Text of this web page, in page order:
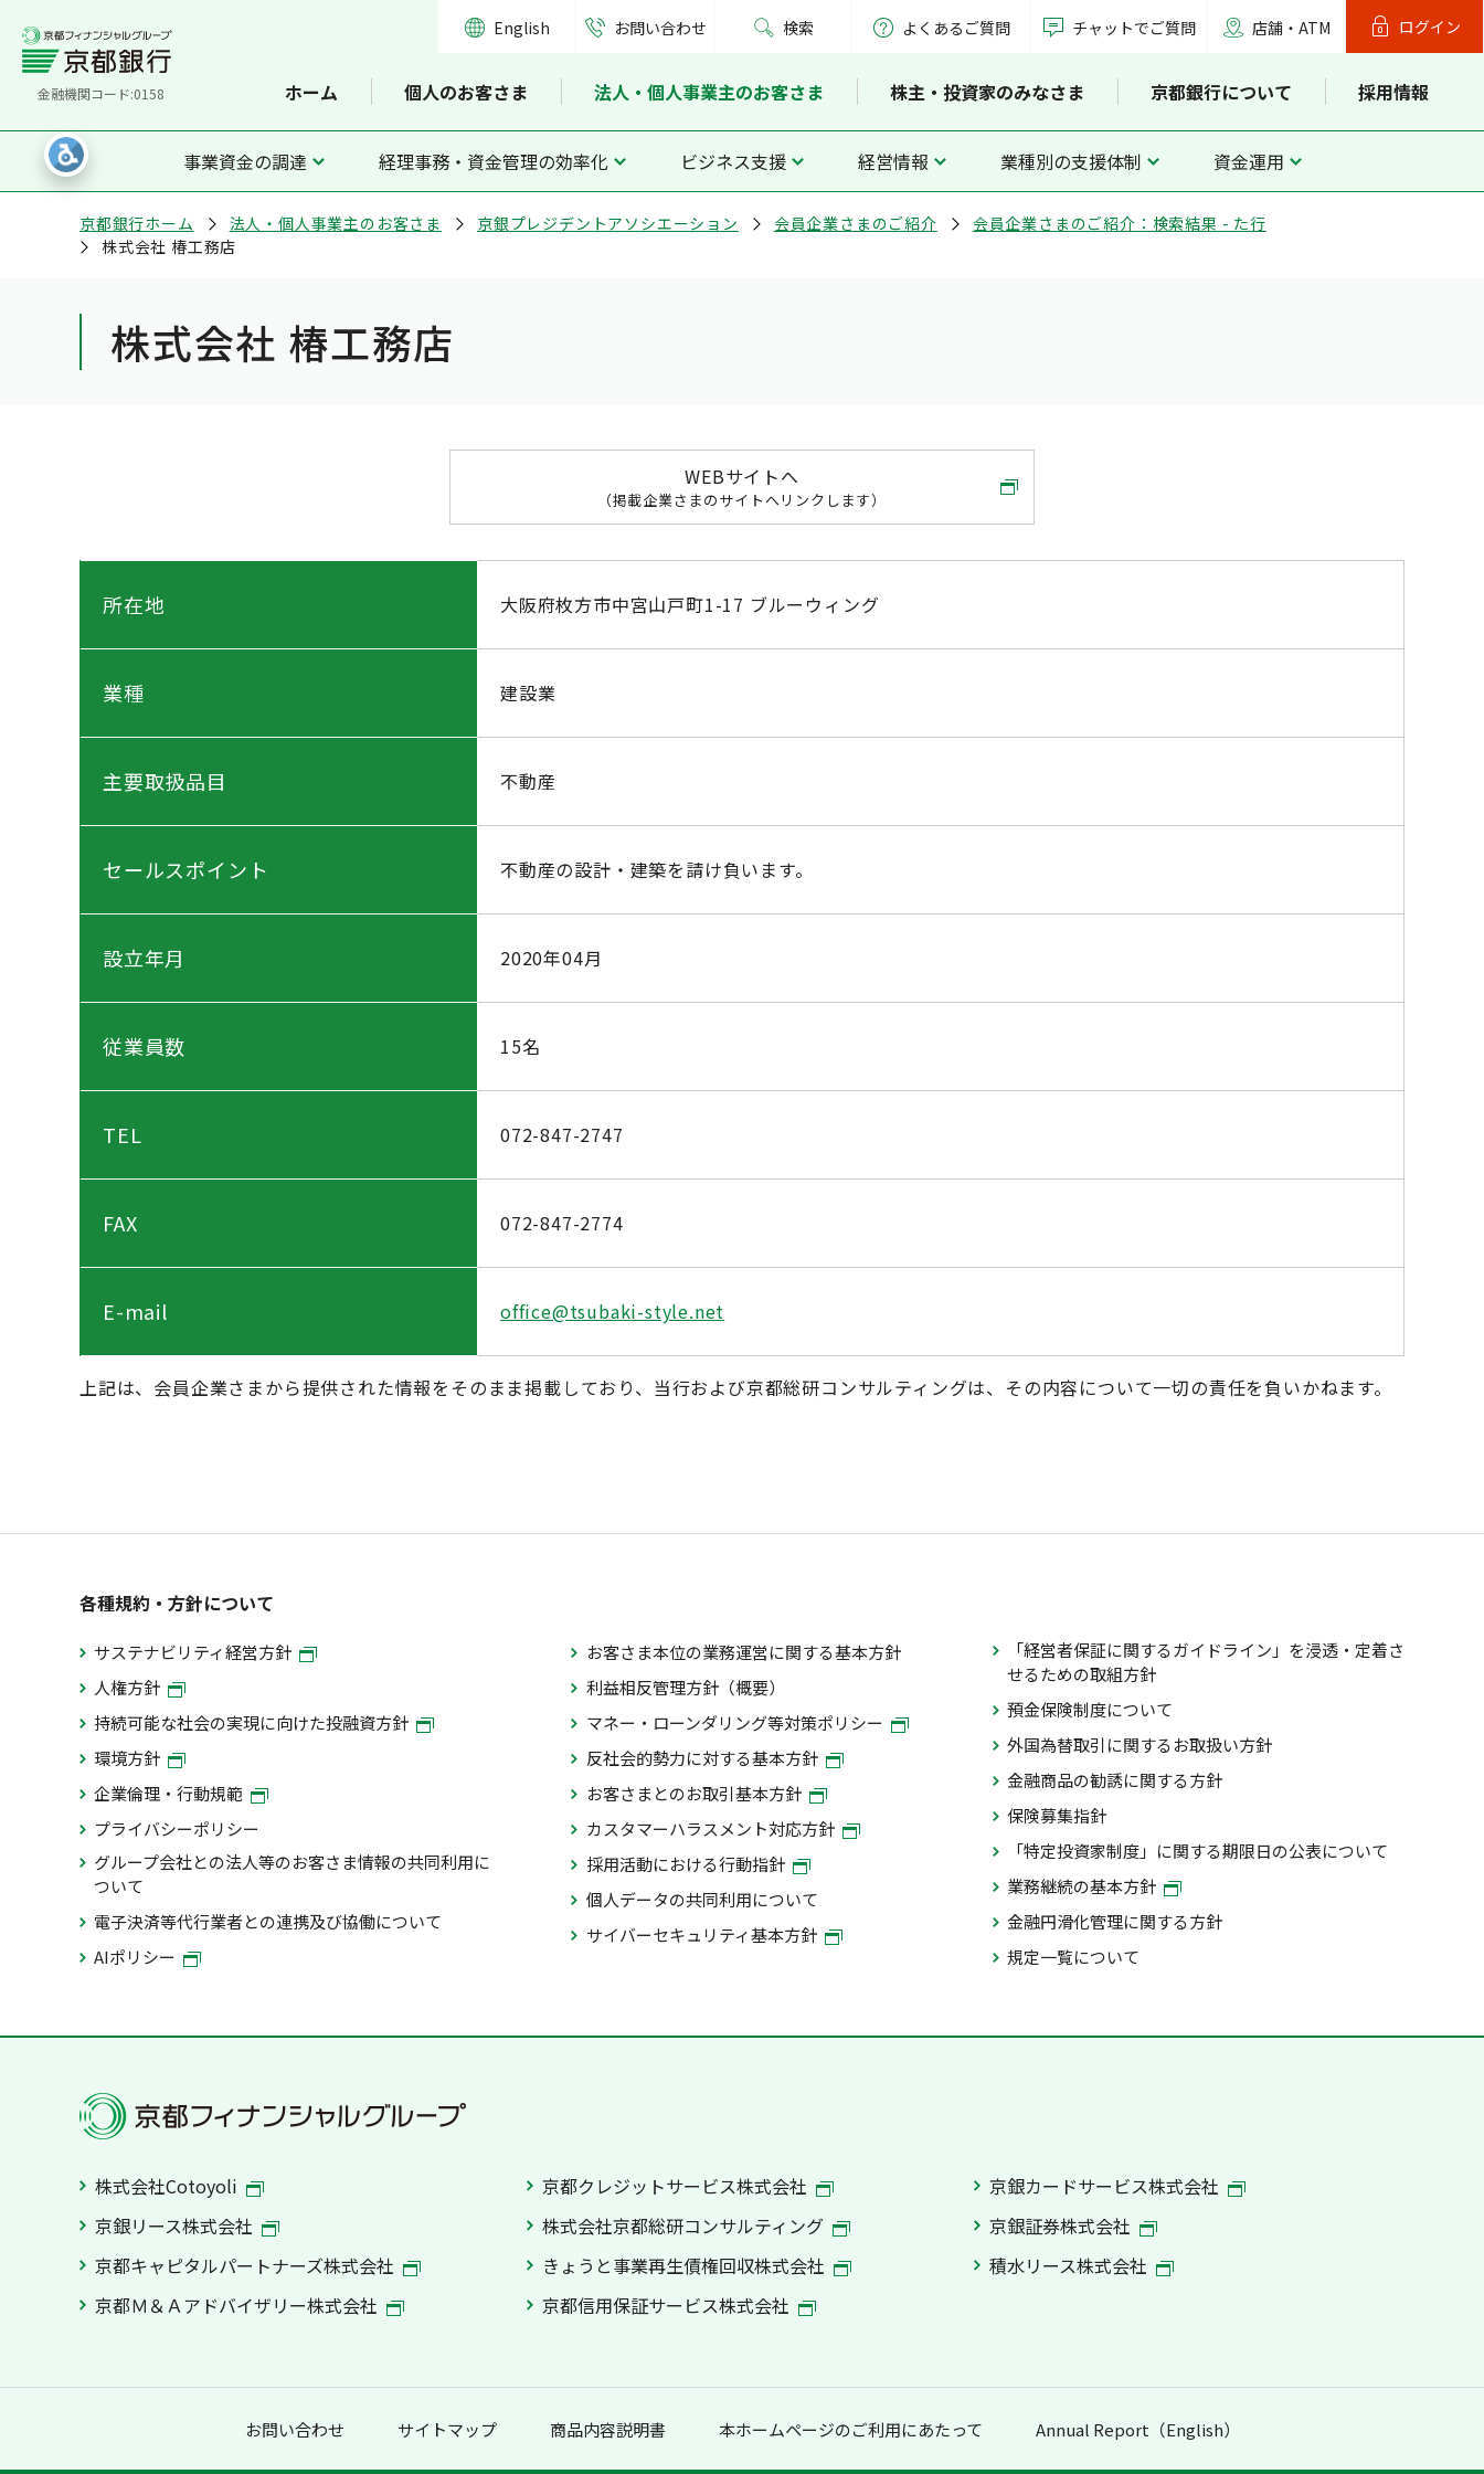
金融機関コード:0158
English お問い合わせ 検索 よくあるご質問 チャットでご質問 店舗・ATM ログイン
ホーム 個人のお客さま 法人・個人事業主のお客さま 株主・投資家のみなさま 京都銀行について 採用情報
事業資金の調達 経理事務・資金管理の効率化 ビジネス支援 経営情報 業種別の支援体制 資金運用
京都銀行ホーム 法人・個人事業主のお客さま 京銀プレジデントアソシエーション 会員企業さまのご紹介
会員企業さまのご紹介：検索結果 - た行
株式会社 椿工務店
株式会社 椿工務店
WEBサイトへ
（掲載企業さまのサイトへリンクします）
所在地 大阪府枚方市中宮山戸町1-17 ブルーウィング
業種 建設業
主要取扱品目 不動産
セールスポイント 不動産の設計・建築を請け負います。
設立年月 2020年04月
従業員数 15名
TEL 072-847-2747
FAX 072-847-2774
E-mail office@tsubaki-style.net
上記は、会員企業さまから提供された情報をそのまま掲載しており、当行および京都総研コンサルティングは、その内容について一切の責任を負いかねます。
各種規約・方針について
サステナビリティ経営方針
人権方針
持続可能な社会の実現に向けた投融資方針
環境方針
企業倫理・行動規範
プライバシーポリシー
グループ会社との法人等のお客さま情報の共同利用に
ついて
電子決済等代行業者との連携及び協働について
AIポリシー
お客さま本位の業務運営に関する基本方針
利益相反管理方針（概要）
マネー・ローンダリング等対策ポリシー
反社会的勢力に対する基本方針
お客さまとのお取引基本方針
カスタマーハラスメント対応方針
採用活動における行動指針
個人データの共同利用について
サイバーセキュリティ基本方針
「経営者保証に関するガイドライン」を浸透・定着さ
せるための取組方針
預金保険制度について
外国為替取引に関するお取扱い方針
金融商品の勧誘に関する方針
保険募集指針
「特定投資家制度」に関する期限日の公表について
業務継続の基本方針
金融円滑化管理に関する方針
規定一覧について
株式会社Cotoyoli 京都クレジットサービス株式会社
京銀カードサービス株式会社
京銀リース株式会社
株式会社京都総研コンサルティング
京銀証券株式会社
京都キャピタルパートナーズ株式会社
きょうと事業再生債権回収株式会社
積水リース株式会社
京都Ｍ＆Ａアドバイザリー株式会社
京都信用保証サービス株式会社
お問い合わせ サイトマップ 商品内容説明書 本ホームページのご利用にあたって Annual Report（English）